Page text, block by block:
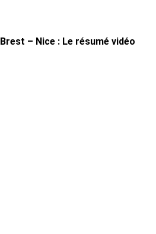
Brest – Nice : Le résumé vidéo